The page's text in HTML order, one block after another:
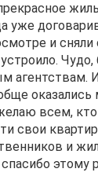
уже
и сняли
агентствам.
оказались
всем,
свои
и
этому